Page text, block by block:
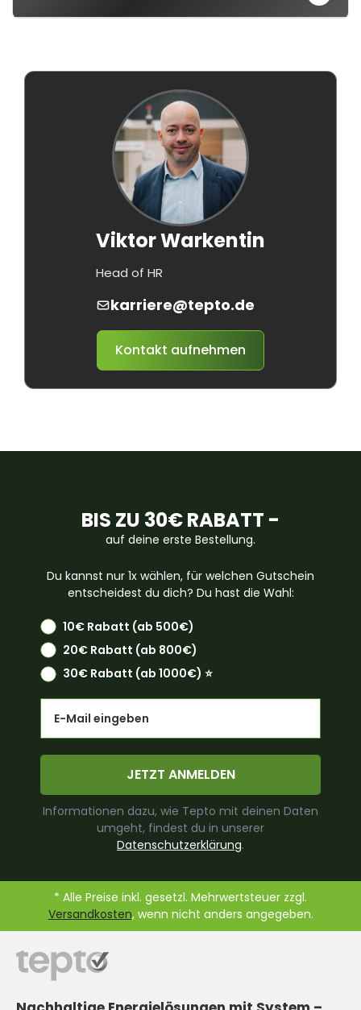
Viktor Warkentin
Head of HR
karriere@tepto.de
Kontakt aufnehmen
BIS ZU 30€ RABATT -
auf deine erste Bestellung.
Du kannst nur 1x wählen, für welchen Gutschein
entscheidest du dich? Du hast die Wahl:
10€ Rabatt (ab 500€)
20€ Rabatt (ab 800€)
30€ Rabatt (ab 1000€) ⭐️
JETZT ANMELDEN
Informationen dazu, wie Tepto mit deinen Daten
umgeht, findest du in unserer
Datenschutzerklärung.
* Alle Preise inkl. gesetzl. Mehrwertsteuer zzgl.
Versandkosten, wenn nicht anders angegeben.